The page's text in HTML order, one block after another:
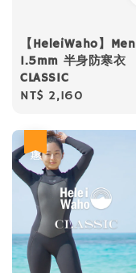
【HeleiWaho】Men
1.5mm 半身防寒衣
CLASSIC
Regular
NT$ 2,160